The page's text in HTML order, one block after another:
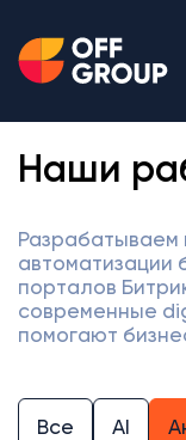
Наши
автоматизации
порталов
современные
помогают
Все AI